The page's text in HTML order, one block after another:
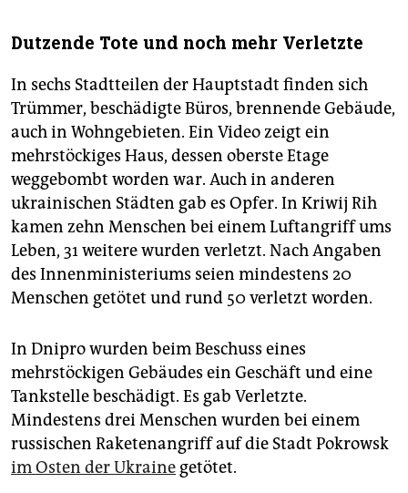
Dutzende Tote und noch mehr Verletzte
In sechs Stadtteilen der Hauptstadt finden sich
Trümmer, beschädigte Büros, brennende Gebäude,
auch in Wohngebieten. Ein Video zeigt ein
mehrstöckiges Haus, dessen oberste Etage
weggebombt worden war. Auch in anderen
ukrainischen Städten gab es Opfer. In Kriwij Rih
kamen zehn Menschen bei einem Luftangriff ums
Leben, 31 weitere wurden verletzt. Nach Angaben
des Innenministeriums seien mindestens 20
Menschen getötet und rund 50 verletzt worden.
In Dnipro wurden beim Beschuss eines
mehrstöckigen Gebäudes ein Geschäft und eine
Tankstelle beschädigt. Es gab Verletzte.
Mindestens drei Menschen wurden bei einem
russischen Raketenangriff auf die Stadt Pokrowsk
im Osten der Ukraine getötet.